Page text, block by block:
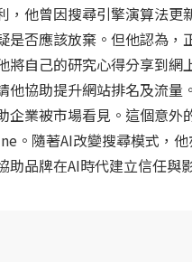
，他曾因搜尋引擎演算法
是否應該放棄。但他認為
將自己的研究心得分享到
他協助提升網站排名及流
企業被市場看見。這個意
。隨著AI改變搜尋模式，
助品牌在AI時代建立信任與